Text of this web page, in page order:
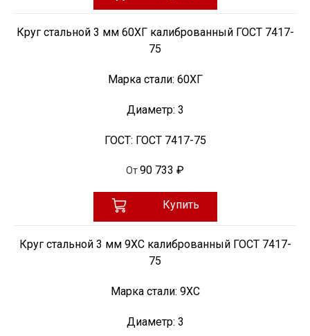
Круг стальной 3 мм 60ХГ калиброванный ГОСТ 7417-
75
Марка стали: 60ХГ
Диаметр: 3
ГОСТ: ГОСТ 7417-75
От90 733 ₽
Купить
Круг стальной 3 мм 9ХС калиброванный ГОСТ 7417-
75
Марка стали: 9ХС
Диаметр: 3